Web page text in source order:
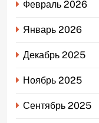
Февраль 2026
Январь 2026
Декабрь 2025
Ноябрь 2025
Сентябрь 2025